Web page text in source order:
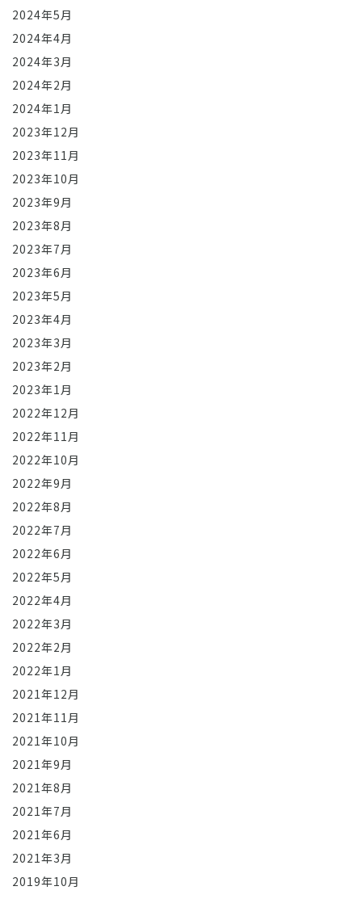
2024年5月
2024年4月
2024年3月
2024年2月
2024年1月
2023年12月
2023年11月
2023年10月
2023年9月
2023年8月
2023年7月
2023年6月
2023年5月
2023年4月
2023年3月
2023年2月
2023年1月
2022年12月
2022年11月
2022年10月
2022年9月
2022年8月
2022年7月
2022年6月
2022年5月
2022年4月
2022年3月
2022年2月
2022年1月
2021年12月
2021年11月
2021年10月
2021年9月
2021年8月
2021年7月
2021年6月
2021年3月
2019年10月